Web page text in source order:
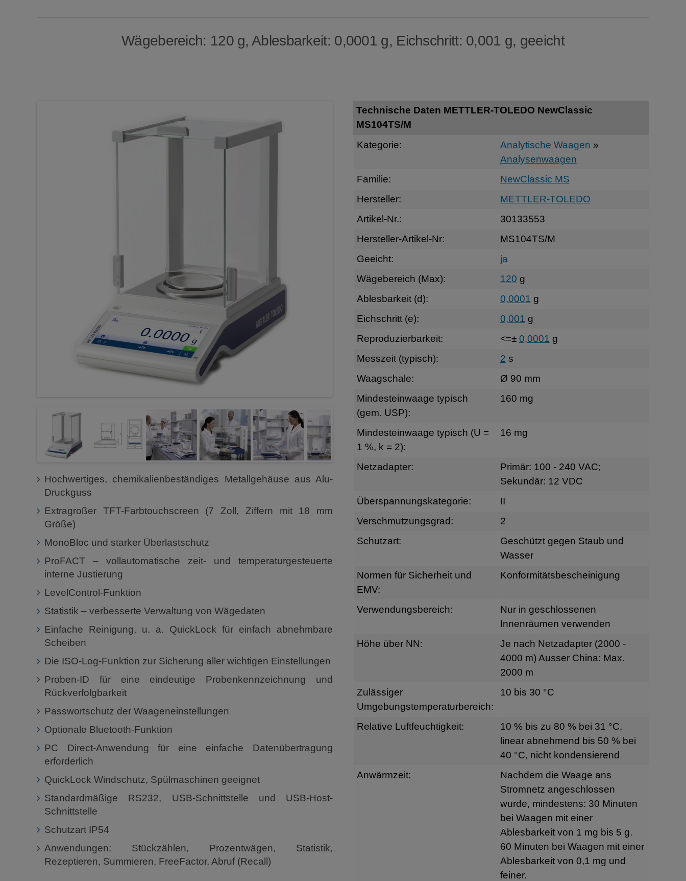
Wägebereich: 120 g, Ablesbarkeit: 0,0001 g, Eichschritt: 0,001 g, geeicht
Hochwertiges, chemikalienbeständiges Metallgehäuse aus Alu-
Druckguss
Extragroßer TFT-Farbtouchscreen (7 Zoll, Ziffern mit 18 mm
Größe)
MonoBloc und starker Überlastschutz
ProFACT – vollautomatische zeit- und temperaturgesteuerte
interne Justierung
LevelControl-Funktion
Statistik – verbesserte Verwaltung von Wägedaten
Einfache Reinigung, u. a. QuickLock für einfach abnehmbare
Scheiben
Die ISO-Log-Funktion zur Sicherung aller wichtigen Einstellungen
Proben-ID für eine eindeutige Probenkennzeichnung und
Rückverfolgbarkeit
Passwortschutz der Waageneinstellungen
Optionale Bluetooth-Funktion
PC Direct-Anwendung für eine einfache Datenübertragung
erforderlich
QuickLock Windschutz, Spülmaschinen geeignet
Standardmäßige RS232, USB-Schnittstelle und USB-Host-
Schnittstelle
Schutzart IP54
Anwendungen: Stückzählen, Prozentwägen, Statistik,
Rezeptieren, Summieren, FreeFactor, Abruf (Recall)
Technische Daten METTLER-TOLEDO NewClassic
MS104TS/M
Kategorie:
Analytische Waagen »
Analysenwaagen
Familie:
NewClassic MS
Hersteller:
METTLER-TOLEDO
Artikel-Nr.:
30133553
Hersteller-Artikel-Nr:
MS104TS/M
Geeicht:
ja
Wägebereich (Max):
120 g
Ablesbarkeit (d):
0,0001 g
Eichschritt (e):
0,001 g
Reproduzierbarkeit:
<=± 0,0001 g
Messzeit (typisch):
2 s
Waagschale:
Ø 90 mm
Mindesteinwaage typisch
(gem. USP):
160 mg
Mindesteinwaage typisch (U =
1 %, k = 2):
16 mg
Netzadapter:
Primär: 100 - 240 VAC;
Sekundär: 12 VDC
Überspannungskategorie:
II
Verschmutzungsgrad:
2
Schutzart:
Geschützt gegen Staub und
Wasser
Normen für Sicherheit und
EMV:
Konformitätsbescheinigung
Verwendungsbereich:
Nur in geschlossenen
Innenräumen verwenden
Höhe über NN:
Je nach Netzadapter (2000 -
4000 m) Ausser China: Max.
2000 m
Zulässiger
Umgebungstemperaturbereich:
10 bis 30 °C
Relative Luftfeuchtigkeit:
10 % bis zu 80 % bei 31 °C,
linear abnehmend bis 50 % bei
40 °C, nicht kondensierend
Anwärmzeit:
Nachdem die Waage ans
Stromnetz angeschlossen
wurde, mindestens: 30 Minuten
bei Waagen mit einer
Ablesbarkeit von 1 mg bis 5 g.
60 Minuten bei Waagen mit einer
Ablesbarkeit von 0,1 mg und
feiner.